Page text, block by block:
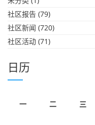
社区报告 (79)
社区新闻 (720)
社区活动 (71)
日历
一
二 三